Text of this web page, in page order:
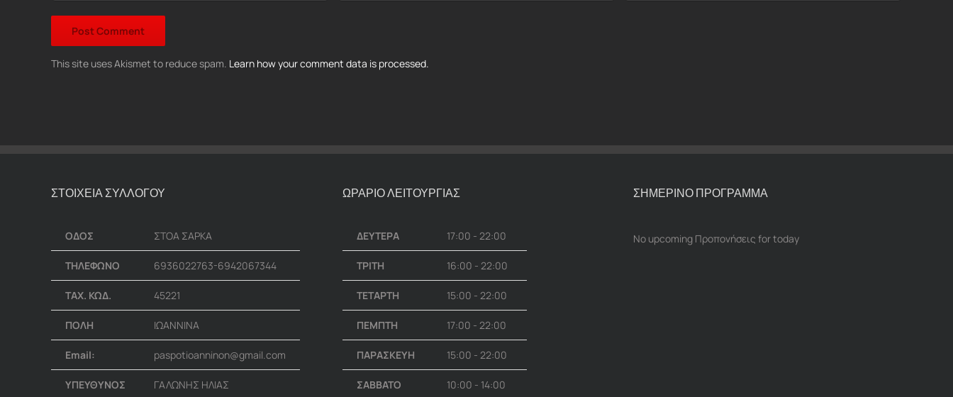
This site uses Akismet to reduce spam. Learn how your comment data is processed.
ΣΤΟΙΧΕΙΑ ΣΥΛΛΟΓΟΥ
ΟΔΟΣ ΣΤΟΑ ΣΑΡΚΑ
ΤΗΛΕΦΩΝΟ 6936022763-6942067344
ΤΑΧ. ΚΩΔ. 45221
ΠΟΛΗ ΙΩΑΝΝΙΝΑ
Email: paspotioanninon@gmail.com
ΥΠΕΥΘΥΝΟΣ ΓΑΛΩΝΗΣ ΗΛΙΑΣ
ΩΡΑΡΙΟ ΛΕΙΤΟΥΡΓΙΑΣ
ΔΕΥΤΕΡΑ 17:00 - 22:00
ΤΡΙΤΗ 16:00 - 22:00
ΤΕΤΑΡΤΗ 15:00 - 22:00
ΠΕΜΠΤΗ 17:00 - 22:00
ΠΑΡΑΣΚΕΥΗ 15:00 - 22:00
ΣΑΒΒΑΤΟ 10:00 - 14:00
ΣΗΜΕΡΙΝΟ ΠΡΟΓΡΑΜΜΑ
No upcoming Προπονήσεις for today